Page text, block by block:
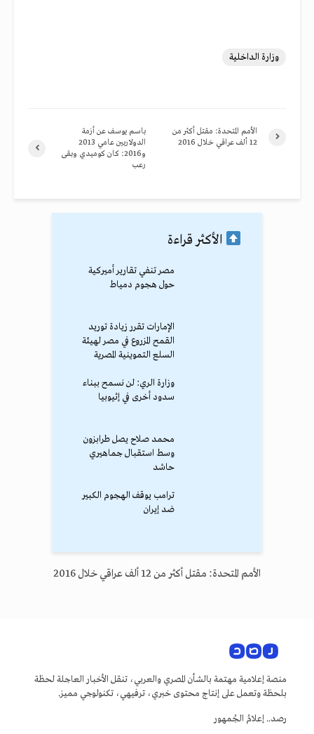
وزارة الداخلية
باسم يوسف عن أزمة
الدولاربين عامي 2013
و2016: كان كوميدي وبقى
رعب
الأمم المتحدة: مقتل أكثر من
12 ألف عراقي خلال 2016‎
الأكثر قراءة
مصر تنفي تقارير أميركية
حول هجوم دمياط
الإمارات تقرر زيادة توريد
القمح المزروع في مصر لهيئة
السلع التموينية المصرية
وزارة الري: لن نسمح ببناء
سدود أخرى في إثيوبيا
محمد صلاح يصل طرابزون
وسط استقبال جماهيري
حاشد
ترامب يوقف الهجوم الكبير
ضد إيران
الأمم المتحدة: مقتل أكثر من 12 ألف عراقي خلال 2016‎
منصة إعلامية مهتمة بالشأن المصري والعربي، تنقل الأخبار العاجلة لحظة
بلحظة وتعمل على إنتاج محتوى خبري، ترفيهي، تكنولوجي مميز.
رصد.. إعلامُ الجُمهور